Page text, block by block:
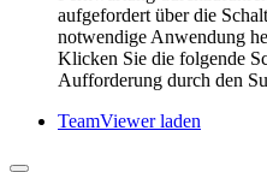
aufgefordert über die
notwendige Anwendung
Klicken Sie die folgende
Aufforderung durch den
TeamViewer laden